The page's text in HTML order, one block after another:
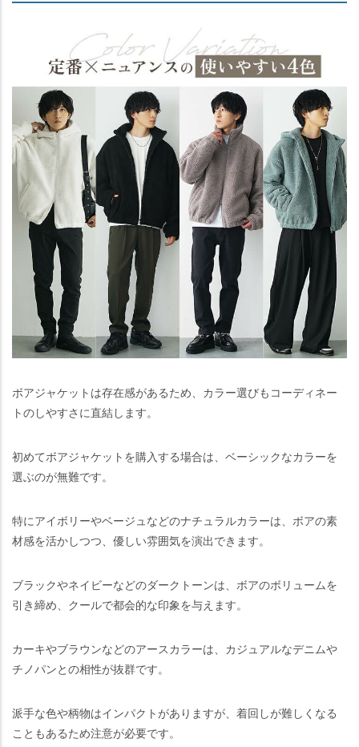
ボアジャケットは存在感があるため、カラー選びもコーディネー
トのしやすさに直結します。
初めてボアジャケットを購入する場合は、ベーシックなカラーを
選ぶのが無難です。
特にアイボリーやベージュなどのナチュラルカラーは、ボアの素
材感を活かしつつ、優しい雰囲気を演出できます。
ブラックやネイビーなどのダークトーンは、ボアのボリュームを
引き締め、クールで都会的な印象を与えます。
カーキやブラウンなどのアースカラーは、カジュアルなデニムや
チノパンとの相性が抜群です。
派手な色や柄物はインパクトがありますが、着回しが難しくなる
こともあるため注意が必要です。